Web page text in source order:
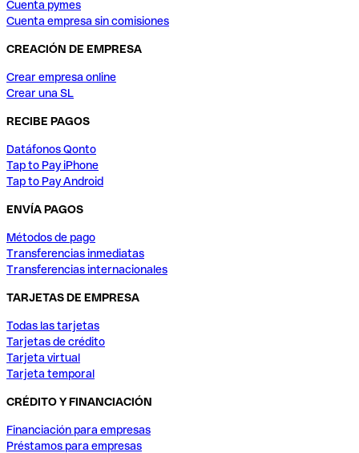
Cuenta pymes
Cuenta empresa sin comisiones
CREACIÓN DE EMPRESA
Crear empresa online
Crear una SL
RECIBE PAGOS
Datáfonos Qonto
Tap to Pay iPhone
Tap to Pay Android
ENVÍA PAGOS
Métodos de pago
Transferencias inmediatas
Transferencias internacionales
TARJETAS DE EMPRESA
Todas las tarjetas
Tarjetas de crédito
Tarjeta virtual
Tarjeta temporal
CRÉDITO Y FINANCIACIÓN
Financiación para empresas
Préstamos para empresas